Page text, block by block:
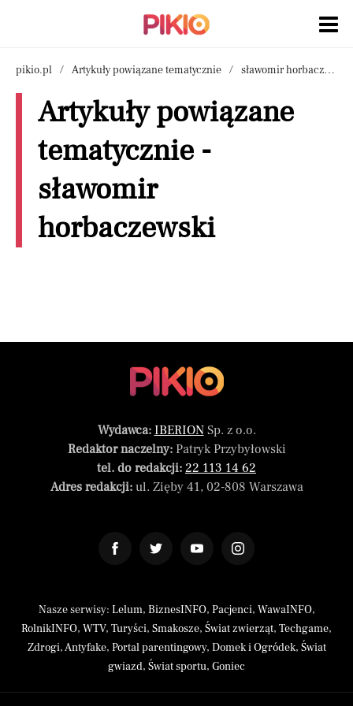
pikio.pl Artykuły powiązane tematycznie sławomir horbaczewski
Artykuły powiązane
tematycznie -
sławomir
horbaczewski
Wydawca: IBERIONSp. z o.o.
Redaktor naczelny:Patryk Przybyłowski
tel. do redakcji: 22 113 14 62
Adres redakcji:ul. Zięby 41, 02-808 Warszawa
Nasze serwisy: Lelum, BiznesINFO, Pacjenci, WawaINFO,
RolnikINFO, WTV, Turyści, Smakosze, Świat zwierząt, Techgame,
Zdrogi,Antyfake, Portal parentingowy, Domek i Ogródek, Świat
gwiazd, Świat sportu, Goniec